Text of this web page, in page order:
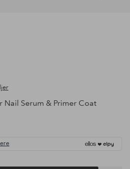
Nail Serum & Primer Coat